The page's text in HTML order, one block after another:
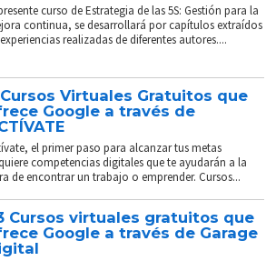
curso de Estrategia de las 5S: Gestión para la
continua, se desarrollará por capítulos extraídos
realizadas de diferentes autores....
Virtuales Gratuitos que
Google a través de
el primer paso para alcanzar tus metas
competencias digitales que te ayudarán a la
de encontrar un trabajo o emprender. Cursos...
Cursos virtuales gratuitos que
Google a través de Garage